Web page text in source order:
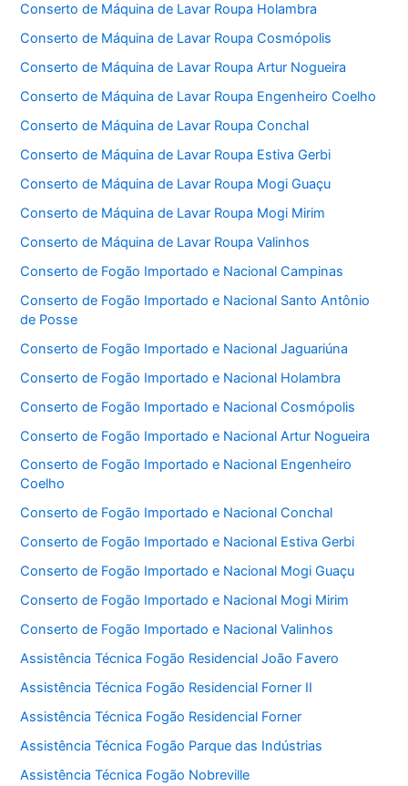
Conserto de Máquina de Lavar Roupa Holambra
Conserto de Máquina de Lavar Roupa Cosmópolis
Conserto de Máquina de Lavar Roupa Artur Nogueira
Conserto de Máquina de Lavar Roupa Engenheiro Coelho
Conserto de Máquina de Lavar Roupa Conchal
Conserto de Máquina de Lavar Roupa Estiva Gerbi
Conserto de Máquina de Lavar Roupa Mogi Guaçu
Conserto de Máquina de Lavar Roupa Mogi Mirim
Conserto de Máquina de Lavar Roupa Valinhos
Conserto de Fogão Importado e Nacional Campinas
Conserto de Fogão Importado e Nacional Santo Antônio
de Posse
Conserto de Fogão Importado e Nacional Jaguariúna
Conserto de Fogão Importado e Nacional Holambra
Conserto de Fogão Importado e Nacional Cosmópolis
Conserto de Fogão Importado e Nacional Artur Nogueira
Conserto de Fogão Importado e Nacional Engenheiro
Coelho
Conserto de Fogão Importado e Nacional Conchal
Conserto de Fogão Importado e Nacional Estiva Gerbi
Conserto de Fogão Importado e Nacional Mogi Guaçu
Conserto de Fogão Importado e Nacional Mogi Mirim
Conserto de Fogão Importado e Nacional Valinhos
Assistência Técnica Fogão Residencial João Favero
Assistência Técnica Fogão Residencial Forner II
Assistência Técnica Fogão Residencial Forner
Assistência Técnica Fogão Parque das Indústrias
Assistência Técnica Fogão Nobreville